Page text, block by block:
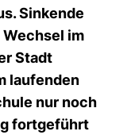
Sinkende
im
Stadt
laufenden
nur noch
fortgeführt